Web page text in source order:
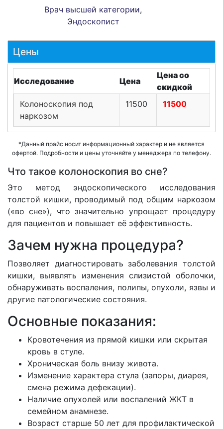
Врач высшей категории,
Эндоскопист
Цены
Исследование Цена
Цена со
скидкой
Колоноскопия под
наркозом
11500 11500
*Данный прайс носит информационный характер и не является
офертой. Подробности и цены уточняйте у менеджера по телефону.
Что такое колоноскопия во сне?
Это метод эндоскопического исследования
толстой кишки, проводимый под общим наркозом
(«во сне»), что значительно упрощает процедуру
для пациентов и повышает её эффективность.
Зачем нужна процедура?
Позволяет диагностировать заболевания толстой
кишки, выявлять изменения слизистой оболочки,
обнаруживать воспаления, полипы, опухоли, язвы и
другие патологические состояния.
Основные показания:
Кровотечения из прямой кишки или скрытая
кровь в стуле.
Хроническая боль внизу живота.
Изменение характера стула (запоры, диарея,
смена режима дефекации).
Наличие опухолей или воспалений ЖКТ в
семейном анамнезе.
Возраст старше 50 лет для профилактической